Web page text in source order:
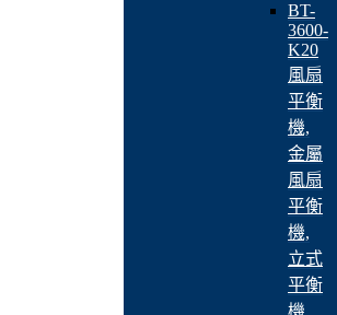
BT-
3600-
K20
風扇
平衡
機,
金屬
風扇
平衡
機,
立式
平衡
機,